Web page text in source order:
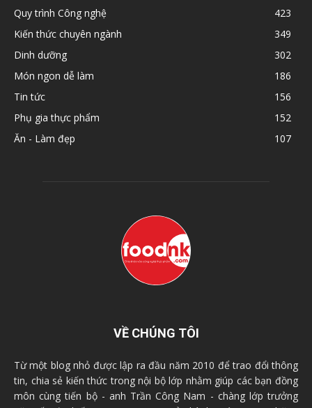
Quy trình Công nghệ
423
Kiến thức chuyên ngành
349
Dinh dưỡng
302
Món ngon dễ làm
186
Tin tức
156
Phụ gia thực phẩm
152
Ăn - Làm đẹp
107
VỀ CHÚNG TÔI
Từ một blog nhỏ được lập ra đầu năm 2010 để trao đổi thông
tin, chia sẻ kiến thức trong nội bộ lớp nhằm giúp các bạn đồng
môn cùng tiến bộ - anh Trần Công Nam - chàng lớp trưởng